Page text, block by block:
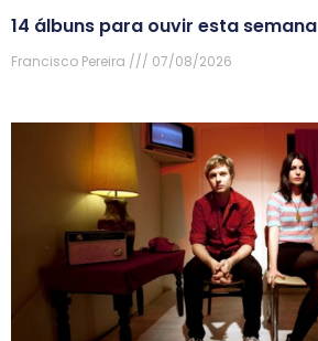
14 álbuns para ouvir esta semana
Francisco Pereira 07/08/2026